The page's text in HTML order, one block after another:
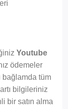
Youtube
ödemeler
bağlamda tüm
bilgileriniz
bir satın alma